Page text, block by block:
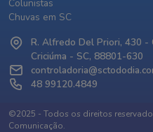
Colunistas
Chuvas em SC
R. Alfredo Del Priori, 430 -
Criciúma - SC, 88801-630
48 99120.4849
©2025 - Todos os direitos
Comunicação.